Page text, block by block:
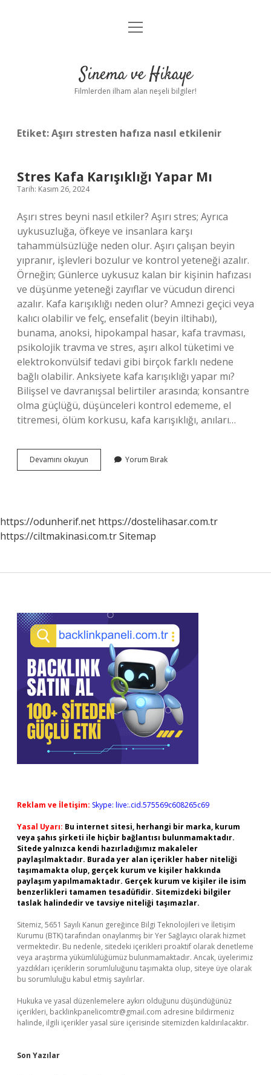
Gizlilik Politikası
Yasal Uyarı
menüyü
Sinema ve Hikaye
Filmlerden ilham alan neşeli bilgiler!
Etiket:Aşırı stresten hafıza nasıl etkilenir
Stres Kafa Karışıklığı Yapar Mı
Tarih: Kasım 26, 2024
Aşırı stres beyni nasıl etkiler? Aşırı stres; Ayrıca
uykusuzluğa, öfkeye ve insanlara karşı
tahammülsüzlüğe neden olur. Aşırı çalışan beyin
yıpranır, işlevleri bozulur ve kontrol yeteneği azalır.
Örneğin; Günlerce uykusuz kalan bir kişinin hafızası
ve düşünme yeteneği zayıflar ve vücudun direnci
azalır. Kafa karışıklığı neden olur? Amnezi geçici veya
kalıcı olabilir ve felç, ensefalit (beyin iltihabı),
bunama, anoksi, hipokampal hasar, kafa travması,
psikolojik travma ve stres, aşırı alkol tüketimi ve
elektrokonvülsif tedavi gibi birçok farklı nedene
bağlı olabilir. Anksiyete kafa karışıklığı yapar mı?
Bilişsel ve davranışsal belirtiler arasında; konsantre
olma güçlüğü, düşünceleri kontrol edememe, el
titremesi, ölüm korkusu, kafa karışıklığı, anıları…
Devamını okuyun
Kafa
Yorum Bırak
https://odunherif.net https://dostelihasar.com.tr
https://ciltmakinasi.com.trSitemap
Sidebar
Reklam ve İletişim: Skype: live:.cid.575569c608265c69
Yasal Uyarı: Bu internet sitesi, herhangi bir marka, kurum
veya şahıs şirketi ile hiçbir bağlantısı bulunmamaktadır.
Sitede yalnızca kendi hazırladığımız makaleler
paylaşılmaktadır. Burada yer alan içerikler haber niteliği
taşımamakta olup, gerçek kurum ve kişiler hakkında
paylaşım yapılmamaktadır. Gerçek kurum ve kişiler ile isim
benzerlikleri tamamen tesadüfidir. Sitemizdeki bilgiler
taslak halindedir ve tavsiye niteliği taşımazlar.
Sitemiz, 5651 Sayılı Kanun gereğince Bilgi Teknolojileri ve İletişim
Kurumu (BTK) tarafından onaylanmış bir Yer Sağlayıcı olarak hizmet
vermektedir. Bu nedenle, sitedeki içerikleri proaktif olarak denetleme
veya araştırma yükümlülüğümüz bulunmamaktadır. Ancak, üyelerimiz
yazdıkları içeriklerin sorumluluğunu taşımakta olup, siteye üye olarak
bu sorumluluğu kabul etmiş sayılırlar.
Hukuka ve yasal düzenlemelere aykırı olduğunu düşündüğünüz
içerikleri, backlinkpanelicomtr@gmail.com adresine bildirmeniz
halinde, ilgili içerikler yasal süre içerisinde sitemizden kaldırılacaktır.
Son Yazılar